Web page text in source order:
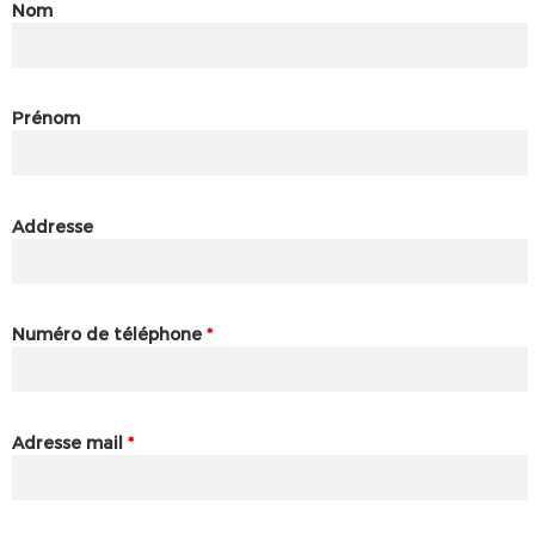
Nom
Prénom
Addresse
Numéro de téléphone *
Adresse mail *